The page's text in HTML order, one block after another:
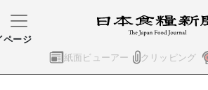
紙面ビューアー クリッピング
ページ